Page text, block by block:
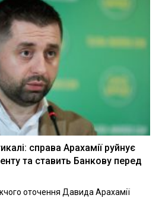
справа Арахамії руйнує
та ставить Банкову перед
оточення Давида Арахамії